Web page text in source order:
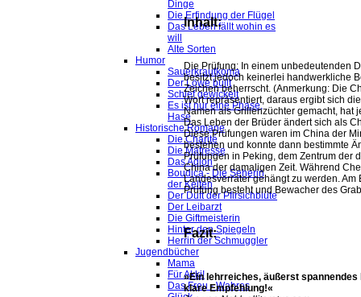
Dinge
Die Erfindung der Flügel
Das Leben fällt wohin es
will
Alte Sorten
Humor
Sauerkrautkoma
Der Löwe büllt
Schief gewickelt
Es ist nur eine Phase,
Hase
Historische Romane
Die Charité
Die Mätresse
Das Adlon
Boudica - Die Seherin
der Kelten
Der Duft der Pfirsichblüte
Der Leibarzt
Die Giftmeisterin
Hinter den Spiegeln
Herrin der Schmuggler
Jugendbücher
Mama
Für Akki!
Das Freu - Wahres
Inhalt:
Die Prüfung: In einem unbedeutenden
besitzt jedoch keinerlei handwerkliche
Zeichen beherrscht. (Anmerkung: Die
Wort repräsentiert, daraus ergibt sich
Namen als Grillenzüchter gemacht, hat
Das Leben der Brüder ändert sich als
Diese Prüfungen waren im China der
bestehen und konnte dann bestimmte
Prüfungen in Peking, dem Zentrum der
China der damaligen Zeit. Während
Landesverräter gehängt zu werden.
Prüfung besteht und Bewacher des
Fazit:
»Ein lehrreiches, äußerst
klare Empfehlung!«